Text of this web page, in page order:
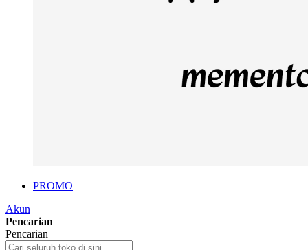
PROMO
Akun
Pencarian
Pencarian